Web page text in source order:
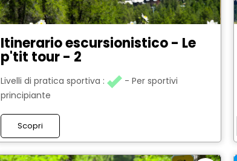
Itinerario escursionistico - Le
p'tit tour - 2
Livelli di pratica sportiva :
Per sportivi
principiante
Scopri